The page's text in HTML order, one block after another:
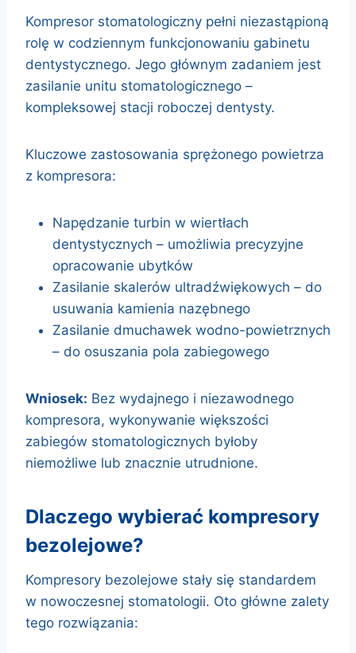
Kompresor stomatologiczny pełni niezastąpioną
rolę w codziennym funkcjonowaniu gabinetu
dentystycznego. Jego głównym zadaniem jest
zasilanie unitu stomatologicznego –
kompleksowej stacji roboczej dentysty.
Kluczowe zastosowania sprężonego powietrza
z kompresora:
Napędzanie turbin w wiertłach
dentystycznych – umożliwia precyzyjne
opracowanie ubytków
Zasilanie skalerów ultradźwiękowych – do
usuwania kamienia nazębnego
Zasilanie dmuchawek wodno-powietrznych
– do osuszania pola zabiegowego
Wniosek: Bez wydajnego i niezawodnego
kompresora, wykonywanie większości
zabiegów stomatologicznych byłoby
niemożliwe lub znacznie utrudnione.
dlaczego wybierać kompresory
bezolejowe?
Kompresory bezolejowe stały się standardem
w nowoczesnej stomatologii. Oto główne zalety
tego rozwiązania: